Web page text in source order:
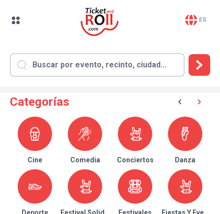
ES
Categorías
Cine Comedia Conciertos Danza